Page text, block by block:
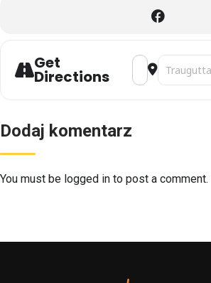
Get
Directions
Address -Destination
Dodaj komentarz
You must be logged in to post a comment.